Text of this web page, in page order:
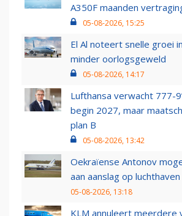
A350F maanden
05-08-2026, 15:25
El Al noteert snelle groei
minder oorlogsgeweld
05-08-2026, 14:17
Lufthansa verwacht 777-
begin 2027, maar
plan B
05-08-2026, 13:42
Oekraïense Antonov
aan aanslag op
05-08-2026, 13:18
KLM annuleert meerdere